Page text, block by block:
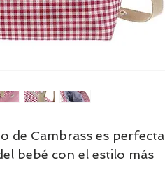
de Cambrass es perfecta
bebé con el estilo más